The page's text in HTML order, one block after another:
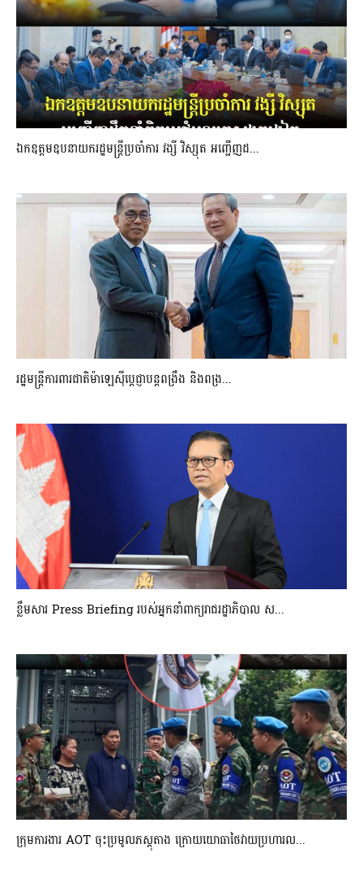
ឯកឧត្តមឧបនាយករដ្ឋមន្រ្តីប្រចាំការ វង្សី វិស្សុត អញ្ជើញដ...
រដ្ឋមន្ត្រីការពារជាតិម៉ាឡេស៊ីប្ដេជ្ញាបន្តពង្រឹង និងពង្រ...
ខ្លឹមសារ Press Briefing របស់អ្នកនាំពាក្យរាជរដ្ឋាភិបាល ស...
ក្រុមការងារ AOT ចុះប្រមូលភស្តុតាង ក្រោយយោធាថៃវាយប្រហារល...